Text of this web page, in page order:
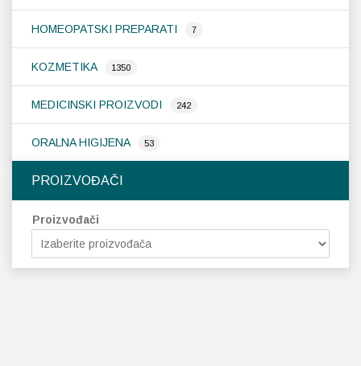
HOMEOPATSKI PREPARATI 7
KOZMETIKA 1350
MEDICINSKI PROIZVODI 242
ORALNA HIGIJENA 53
PROIZVOĐAČI
Proizvođači